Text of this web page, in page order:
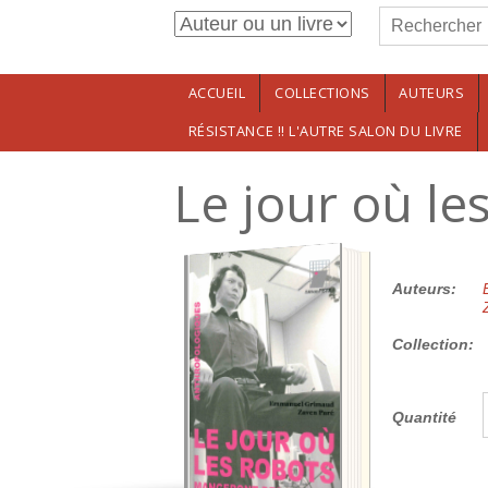
Aller au contenu principalFormulaire de
Rechercher
ACCUEIL COLLECTIONS AUTEURS
RÉSISTANCE !! L'AUTRE SALON DU LIVRE
Le jour où
20.00€ Auteurs:
Collection:
Quantité